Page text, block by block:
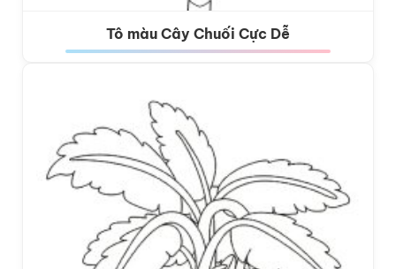
Tô màu Cây Chuối Cực Dễ